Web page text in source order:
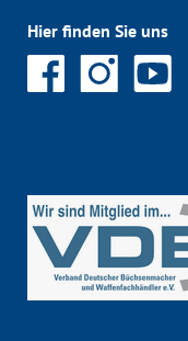
Hier finden Sie uns